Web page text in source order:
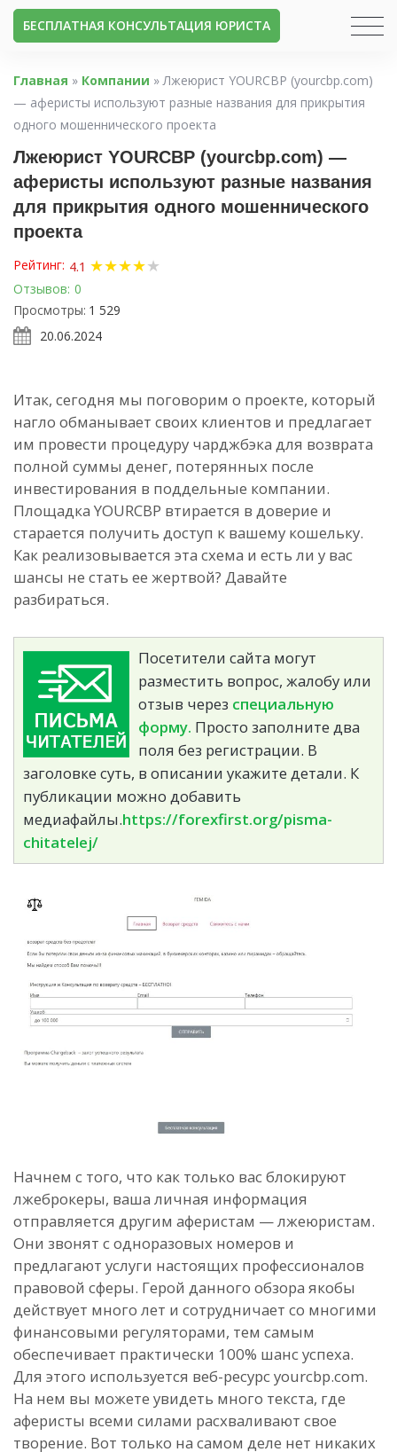
БЕСПЛАТНАЯ КОНСУЛЬТАЦИЯ ЮРИСТА
Главная » Компании »Лжеюрист YOURCBP (yourcbp.com)
— аферисты используют разные названия для прикрытия
одного мошеннического проекта
Лжеюрист YOURCBP (yourcbp.com) —
аферисты используют разные названия
для прикрытия одного мошеннического
проекта
Рейтинг: 4.1 ★★★★★
Отзывов: 0
Просмотры: 1 529
20.06.2024
Итак, сегодня мы поговорим о проекте, который
нагло обманывает своих клиентов и предлагает
им провести процедуру чарджбэка для возврата
полной суммы денег, потерянных после
инвестирования в поддельные компании.
Площадка YOURCBP втирается в доверие и
старается получить доступ к вашему кошельку.
Как реализовывается эта схема и есть ли у вас
шансы не стать ее жертвой? Давайте
разбираться.
Посетители сайта могут
разместить вопрос, жалобу или
отзыв через специальную
форму. Просто заполните два
поля без регистрации. В
заголовке суть, в описании укажите детали. К
публикации можно добавить
медиафайлы.https://forexfirst.org/pisma-
chitatelej/
Начнем с того, что как только вас блокируют
лжеброкеры, ваша личная информация
отправляется другим аферистам — лжеюристам.
Они звонят с одноразовых номеров и
предлагают услуги настоящих профессионалов
правовой сферы. Герой данного обзора якобы
действует много лет и сотрудничает со многими
финансовыми регуляторами, тем самым
обеспечивает практически 100% шанс успеха.
Для этого используется веб-ресурс yourcbp.com.
На нем вы можете увидеть много текста, где
аферисты всеми силами расхваливают свое
творение. Вот только на самом деле нет никаких